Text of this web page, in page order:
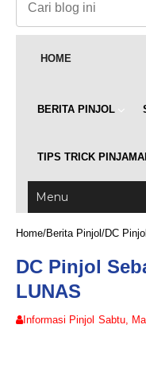
HOME
BERITA PINJOL
TIPS TRICK
Home/Berita Pinjol /DC
DC Pinjol
LUNAS
Informasi Pinjol Sabtu,